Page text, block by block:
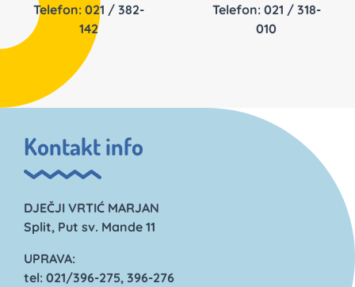
Telefon: 021 / 382-
142
Telefon: 021 / 318-
010
Kontakt info
DJEČJI VRTIĆ MARJAN
Split, Put sv. Mande 11
UPRAVA:
tel: 021/396-275, 396-276